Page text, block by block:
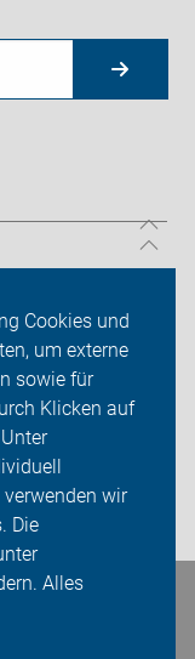
Cookies und
um externe
sowie für
Klicken auf
wir
Die
Alles